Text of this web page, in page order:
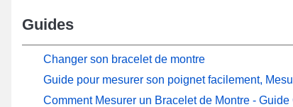
Guides
Changer son bracelet de montre
Guide pour mesurer son poignet facilement,
Comment Mesurer un Bracelet de Montre - Guide